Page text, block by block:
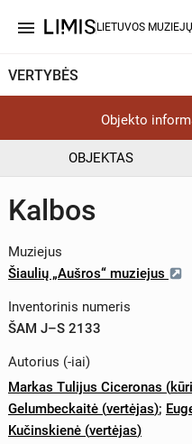
menu LIETUVOS
VERTYBĖS
Objekto
OBJEKTAS
Kalbos
Muziejus
Šiaulių „Aušros“ muziejus
Inventorinis numeris
ŠAM J–S 2133
Autorius (-iai)
Markas Tulijus Ciceronas (
Gelumbeckaitė (vertėjas);
Kučinskienė (vertėjas)